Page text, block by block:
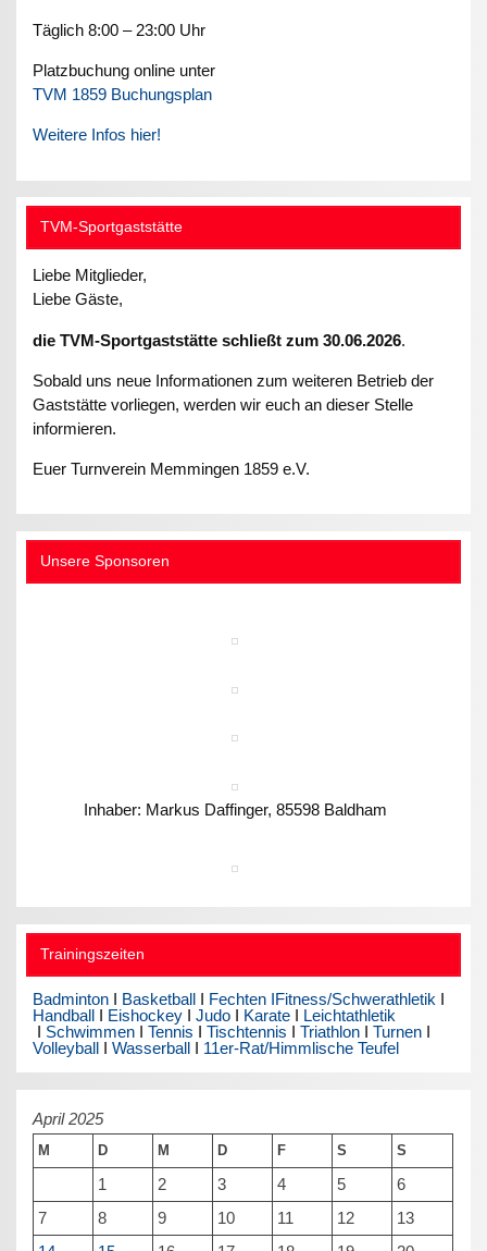
Täglich 8:00 – 23:00 Uhr
Platzbuchung online unter
TVM 1859 Buchungsplan
Weitere Infos hier!
TVM-Sportgaststätte
Liebe Mitglieder,
Liebe Gäste,
die TVM-Sportgaststätte schließt zum 30.06.2026.
Sobald uns neue Informationen zum weiteren Betrieb der
Gaststätte vorliegen, werden wir euch an dieser Stelle
informieren.
Euer Turnverein Memmingen 1859 e.V.
Unsere Sponsoren
Inhaber: Markus Daffinger, 85598 Baldham
Trainingszeiten
Badminton I Basketball I Fechten IFitness/Schwerathletik I
Handball I Eishockey IJudo I Karate I Leichtathletik
I Schwimmen ITennis ITischtennis ITriathlon ITurnen I
Volleyball IWasserball I 11er-Rat/Himmlische Teufel
April 2025
M D M D F S S
1 2 3 4 5
6
7
8 9 10 11 12
13